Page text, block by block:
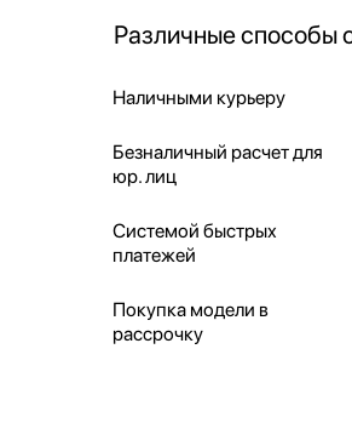
Различные способы
Наличными курьеру
Безналичный расчет для
юр. лиц
Системой быстрых
платежей
Покупка модели в
рассрочку